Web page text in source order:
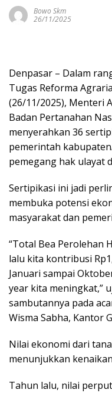
Bowo Skm
26/11/2025
Denpasar – Dalam
Tugas Reforma
(26/11/2025), Menteri
Badan Pertanahan
menyerahkan 36
pemerintah
pemegang hak ulayat
Sertipikasi ini jadi
membuka potensi
masyarakat dan
“Total Bea Perolehan
lalu kita kontribusi
Januari sampai
year kita meningkat,”
sambutannya pada
Wisma Sabha, Kantor
Nilai ekonomi dari
menunjukkan
Tahun lalu, nilai